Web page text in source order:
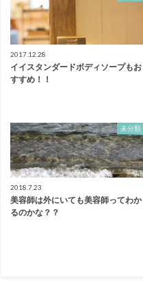
2017.12.28
イイスタンダードボディソープもお
すすめ！！
未分類
2018.7.23
美容師は外にいても美容師ってわか
るのかな？？